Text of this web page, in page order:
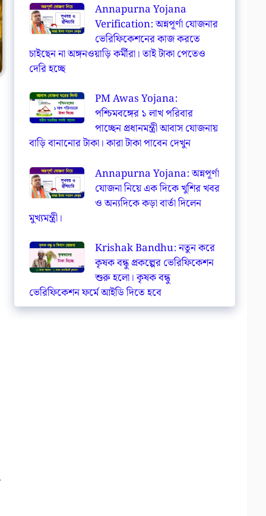
Annapurna Yojana
Verification: অন্নপূর্ণা যোজনার
ভেরিফিকেশনের কাজ করতে
চাইছেন না অঙ্গনওয়াড়ি কর্মীরা। তাই টাকা পেতেও
দেরি হচ্ছে
PM Awas Yojana:
পশ্চিমবঙ্গের ১ লাখ পরিবার
পাচ্ছেন প্রধানমন্ত্রী আবাস যোজনায়
বাড়ি বানানোর টাকা। কারা টাকা পাবেন দেখুন
Annapurna Yojana: অন্নপূর্ণা
যোজনা নিয়ে এক দিকে খুশির খবর
ও অন্যদিকে কড়া বার্তা দিলেন
মুখ্যমন্ত্রী।
Krishak Bandhu: নতুন করে
কৃষক বন্ধু প্রকল্পের ভেরিফিকেশন
শুরু হলো। কৃষক বন্ধু
ভেরিফিকেশন ফর্মে আইডি দিতে হবে